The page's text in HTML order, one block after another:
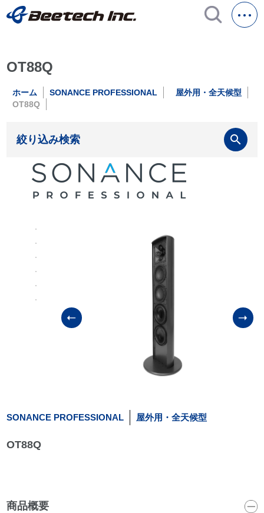
OT88Q
ホーム SONANCE PROFESSIONAL
屋外用・全天候型
OT88Q
絞り込み検索 search
SONANCE PROFESSIONAL 屋外用・全天候型
OT88Q
商品概要